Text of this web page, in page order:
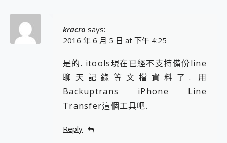
kracro says:
2016 年 6 月 5 日 at 下午 4:25
是的. itools現在已經不支持備份line
聊天記錄等文檔資料了. 用
Backuptrans iPhone Line
Transfer這個工具吧.
Reply